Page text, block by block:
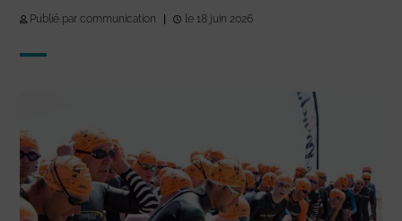
Publié par communication le 18 juin 2026